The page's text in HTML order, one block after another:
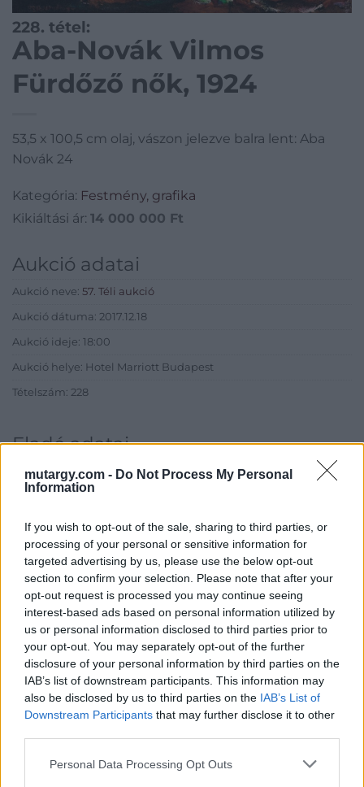
mutargy.com - Do Not Process My Personal
Information
If you wish to opt-out of the sale, sharing to third parties, or
processing of your personal or sensitive information for
targeted advertising by us, please use the below opt-out
section to confirm your selection. Please note that after your
opt-out request is processed you may continue seeing
interest-based ads based on personal information utilized by
us or personal information disclosed to third parties prior to
your opt-out. You may separately opt-out of the further
disclosure of your personal information by third parties on the
IAB’s list of downstream participants. This information may
also be disclosed by us to third parties on the IAB’s List of
Downstream Participants that may further disclose it to other
Personal Data Processing Opt Outs
228. tétel:
Aba-Novák Vilmos
Fürdőző nők, 1924
53,5 x 100,5 cm olaj, vászon jelezve balra lent: Aba
Novák 24
Kategória: Festmény, grafika
Kikiáltási ár: 14 000 000 Ft
Aukció adatai
Aukció neve: 57. Téli aukció
Aukció dátuma: 2017.12.18
Aukció ideje: 18:00
Aukció helye: Hotel Marriott Budapest
Tételszám: 228
Eladó adatai
Eladó: Kieselbach Galéria
1055 Budapest, Szent István krt.
5.
Telefon: +36 1 269 3148 +36 1 269
Weboldal:
http://www.kieselbach.hu
Bemutatkozás: A Galéria profilja a 19. és 20. századi modern
magyar festészet és az ezt megelőző korok régi mesterei, de
foglalkozik nemzetközi művészettel, fotográfiával és kortárs
képzőművészettel is. Eddigi negyven aukcióján tízezernél több
tételt árverezett el, és sok ezer kép szerepelt a Galéria
rendelkezik. Elkötelezetten dolgozik a magyar festészet hazai